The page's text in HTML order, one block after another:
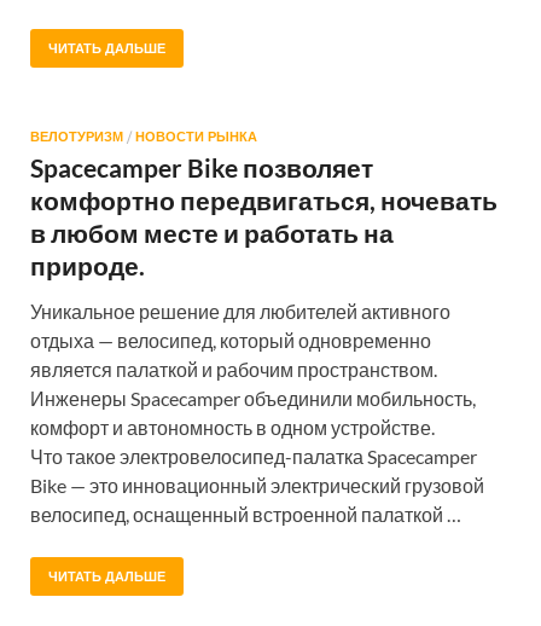
ЧИТАТЬ ДАЛЬШЕ
ВЕЛОТУРИЗМ / НОВОСТИ РЫНКА
Spacecamper Bike позволяет
комфортно передвигаться, ночевать
в любом месте и работать на
природе.
Уникальное решение для любителей активного
отдыха — велосипед, который одновременно
является палаткой и рабочим пространством.
Инженеры Spacecamper объединили мобильность,
комфорт и автономность в одном устройстве.
Что такое электровелосипед-палатка Spacecamper
Bike — это инновационный электрический грузовой
велосипед, оснащенный встроенной палаткой …
ЧИТАТЬ ДАЛЬШЕ